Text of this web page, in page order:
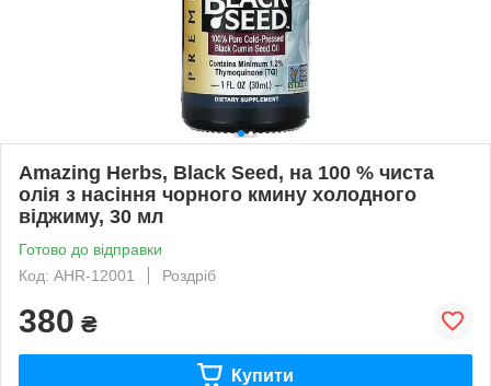
Amazing Herbs, Black Seed, на 100 % чиста
олія з насіння чорного кмину холодного
віджиму, 30 мл
Готово до відправки
Код: AHR-12001
Роздріб
380 ₴
Купити